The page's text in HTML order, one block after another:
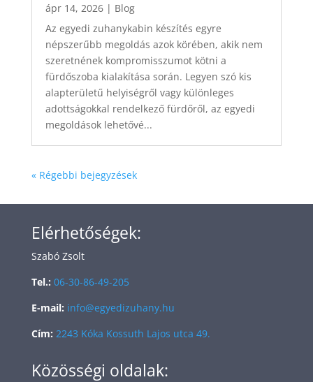
ápr 14, 2026| Blog
Az egyedi zuhanykabin készítés egyre
népszerűbb megoldás azok körében, akik nem
szeretnének kompromisszumot kötni a
fürdőszoba kialakítása során. Legyen szó kis
alapterületű helyiségről vagy különleges
adottságokkal rendelkező fürdőről, az egyedi
megoldások lehetővé...
« Régebbi bejegyzések
Elérhetőségek:
Szabó Zsolt
Tel.: 06-30-86-49-205
E-mail: info@egyedizuhany.hu
Cím: 2243 Kóka Kossuth Lajos utca 49.
Közösségi oldalak: